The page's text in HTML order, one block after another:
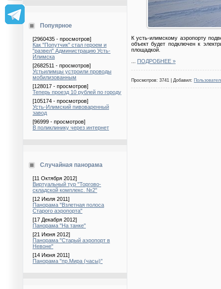
Попуярное
[2960435 - просмотров]
Как "Попутчик" стал героем и
"развел" Администрацию Усть-
Илимска
[2682511 - просмотров]
Устьилимцы устроили проводы
мобилизованным
[128017 - просмотров]
Теперь проезд 10 рублей по городу
[105174 - просмотров]
Усть-Илимский пивоваренный
завод
[96999 - просмотров]
В поликлинику через интернет
Случайная панорама
[11 Октября 2012]
Виртуальный тур "Торгово-
складской комплекс. №2"
[12 Июля 2011]
Панорама "Взлетная полоса
Старого аэропорта"
[17 Декабря 2012]
Панорама "На танке"
[21 Июня 2012]
Панорама "Старый аэропорт в
Невоне"
[14 Июня 2011]
Панорама "пр.Мира (часы)"
К усть-илимскому аэропорту
объект будет подключен к
площадкой.
ПОДРОБНЕЕ »
Просмотров: 3741 | Добавил: